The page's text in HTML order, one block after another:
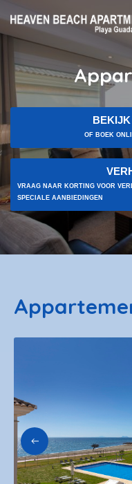
BEKIJK
OF BOEK
VRAAG NAAR KORTING VOOR
SPECIALE AANBIEDINGEN